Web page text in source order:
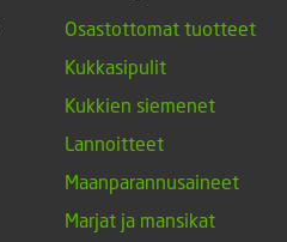
Osastottomat tuotteet
Kukkasipulit
Kukkien siemenet
Lannoitteet
Maanparannusaineet
Marjat ja mansikat